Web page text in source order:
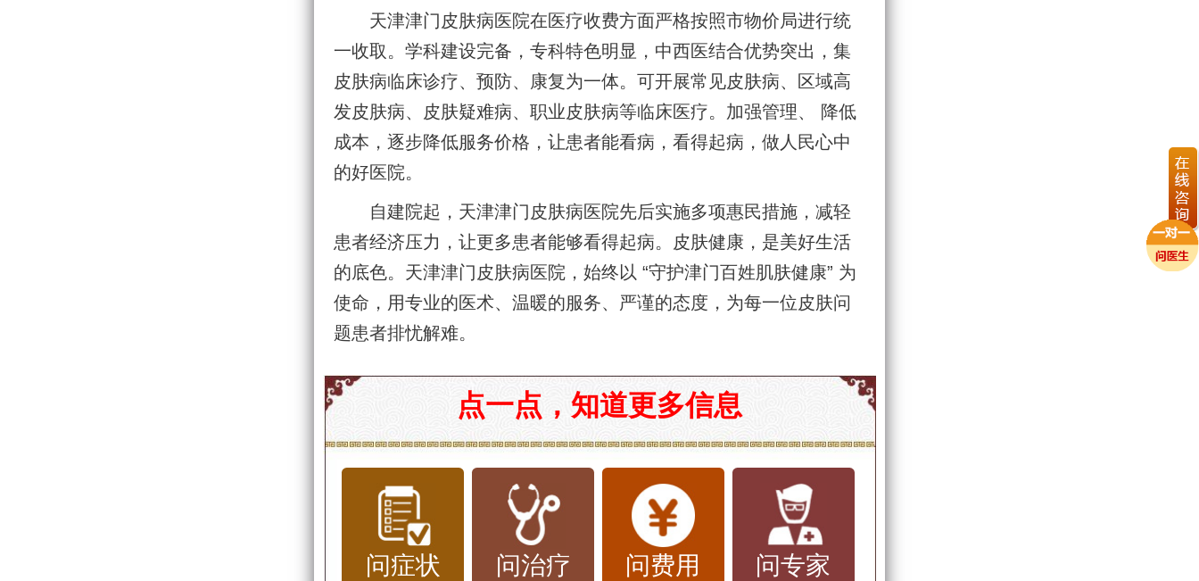
天津津门皮肤病医院在医疗收费方面严格按照市物价局进行统
一收取。学科建设完备，专科特色明显，中西医结合优势突出，集
皮肤病临床诊疗、预防、康复为一体。可开展常见皮肤病、区域高
发皮肤病、皮肤疑难病、职业皮肤病等临床医疗。加强管理、 降低
成本，逐步降低服务价格，让患者能看病，看得起病，做人民心中
的好医院。
自建院起，天津津门皮肤病医院先后实施多项惠民措施，减轻
患者经济压力，让更多患者能够看得起病。皮肤健康，是美好生活
的底色。天津津门皮肤病医院，始终以 “守护津门百姓肌肤健康” 为
使命，用专业的医术、温暖的服务、严谨的态度，为每一位皮肤问
题患者排忧解难。
点一点，知道更多信息
问症状 问治疗 问费用 问专家